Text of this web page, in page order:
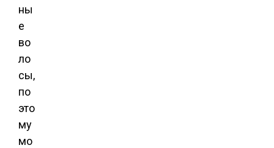
ны
е
во
ло
сы,
по
это
му
мо